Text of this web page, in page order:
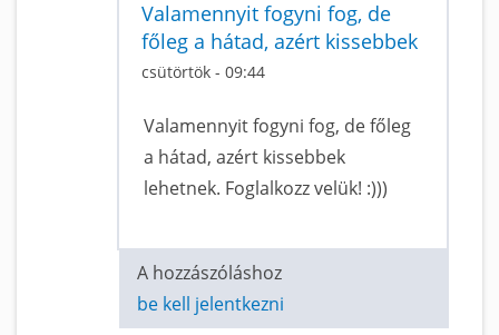
Valamennyit fogyni fog, de
főleg a hátad, azért kissebbek
csütörtök - 09:44
Valamennyit fogyni fog, de főleg
a hátad, azért kissebbek
lehetnek. Foglalkozz velük! :)))
A hozzászóláshoz
be kell jelentkezni